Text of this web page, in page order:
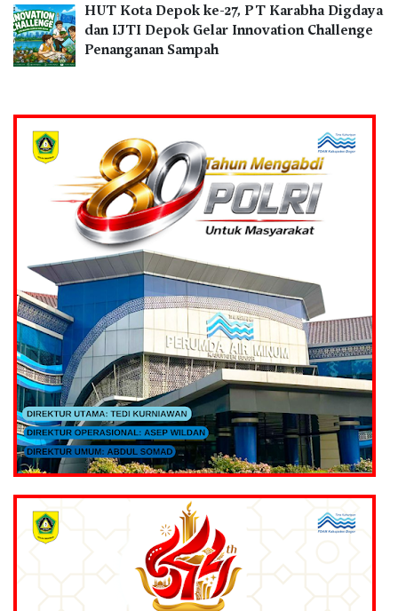
HUT Kota Depok ke-27, PT Karabha Digdaya
dan IJTI Depok Gelar Innovation Challenge
Penanganan Sampah